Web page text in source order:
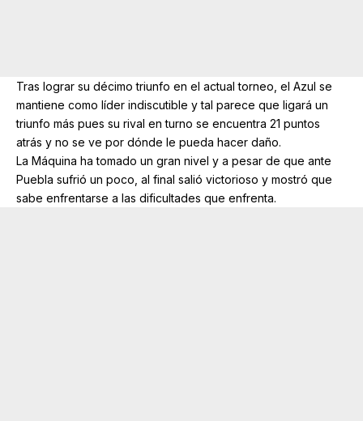
Tras lograr su décimo triunfo en el actual torneo, el Azul se
mantiene como líder indiscutible y tal parece que ligará un
triunfo más pues su rival en turno se encuentra 21 puntos
atrás y no se ve por dónde le pueda hacer daño.
La Máquina ha tomado un gran nivel y a pesar de que ante
Puebla sufrió un poco, al final salió victorioso y mostró que
sabe enfrentarse a las dificultades que enfrenta.